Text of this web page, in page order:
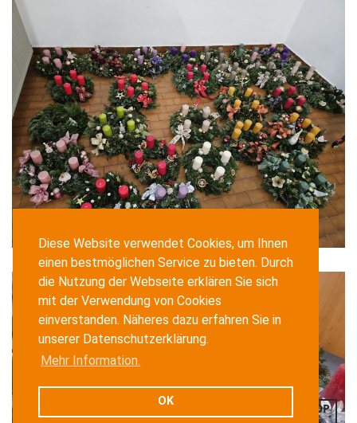
Diese Website verwendet Cookies, um Ihnen
einen bestmöglichen Service zu bieten. Durch
die Nutzung der Webseite erklären Sie sich
mit der Verwendung von Cookies
einverstanden. Näheres dazu erfahren Sie in
unserer Datenschutzerklärung.
Mehr Information.
OK TOP
Enzenbergstraße 26
9020 Klagenfurt
Österreich
KONTAKT
+43 463 56965
office@kolping-klagenfurt.at
+43 463 56965
BÜROZEITEN
Mo. 07:30 - 17:00
Di.
07:30 - 17:00
Mi.
07:30 - 17:00
Do.
07:30 - 17:00
Fr.
Impressum| Datenschutz